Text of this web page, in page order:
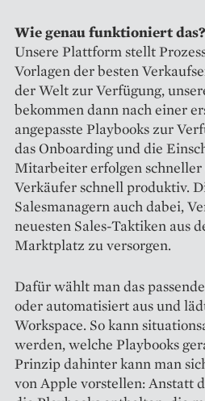
Wie genau funktioniert das?
Unsere Plattform stellt
Vorlagen der besten
der Welt zur Verfügung,
bekommen dann nach einer
angepasste Playbooks zur
das Onboarding und die
Mitarbeiter erfolgen schneller
Verkäufer schnell produktiv.
Salesmanagern auch dabei,
neuesten Sales-Taktiken aus
Marktplatz zu versorgen.
Dafür wählt man das
oder automatisiert aus und
Workspace. So kann
werden, welche Playbooks
Prinzip dahinter kann man
von Apple vorstellen: Anstatt